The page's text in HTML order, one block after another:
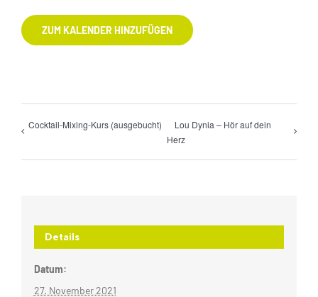
ZUM KALENDER HINZUFÜGEN
Cocktail-Mixing-Kurs (ausgebucht)
Lou Dynia – Hör auf dein
Herz
Details
Datum:
27. November 2021